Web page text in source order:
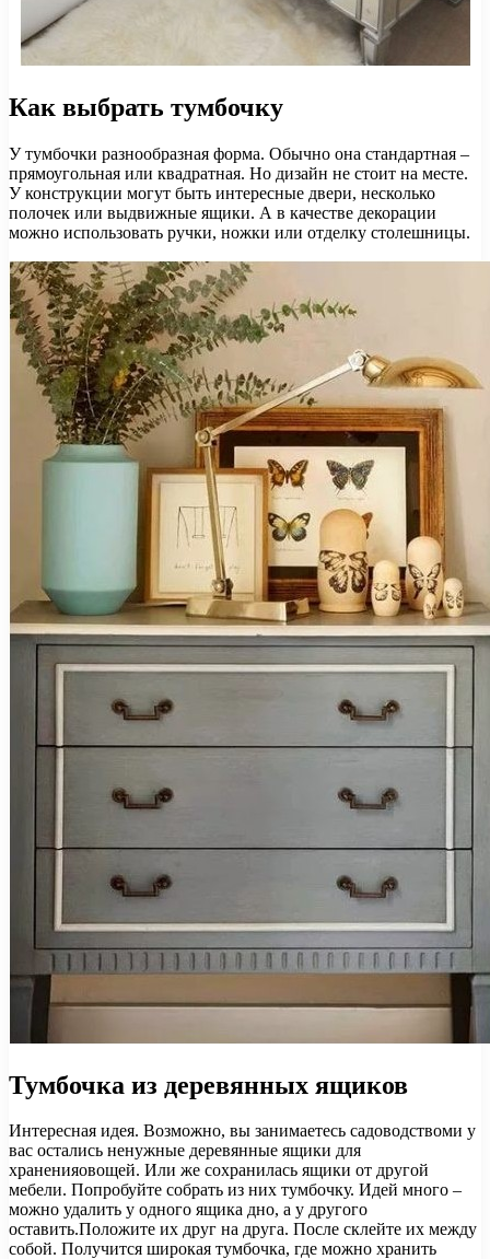
Как выбрать тумбочку
У тумбочки разнообразная форма. Обычно она стандартная –
прямоугольная или квадратная. Но дизайн не стоит на месте.
У конструкции могут быть интересные двери, несколько
полочек или выдвижные ящики. А в качестве декорации
можно использовать ручки, ножки или отделку столешницы.
Тумбочка из деревянных ящиков
Интересная идея. Возможно, вы занимаетесь садоводствоми у
вас остались ненужные деревянные ящики для
храненияовощей. Или же сохранилась ящики от другой
мебели. Попробуйте собрать из них тумбочку. Идей много –
можно удалить у одного ящика дно, а у другого
оставить.Положите их друг на друга. После склейте их между
собой. Получится широкая тумбочка, где можно хранить